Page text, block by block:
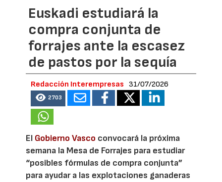
Euskadi estudiará la
compra conjunta de
forrajes ante la escasez
de pastos por la sequía
Redacción Interempresas 31/07/2026
2703
El Gobierno Vasco convocará la próxima
semana la Mesa de Forrajes para estudiar
“posibles fórmulas de compra conjunta”
para ayudar a las explotaciones ganaderas